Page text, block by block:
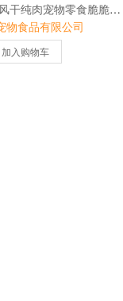
句句兽 低温风干纯肉宠物零食脆脆肉系列 香烘鸡胸肉干
物食品有限公司
加入购物车